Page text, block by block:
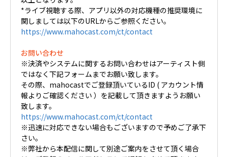
*ライブ視聴する際、アプリ以外の対応機種の推奨環境に
関しましては以下のURLからご参照ください。
https://www.mahocast.com/ct/contact
お問い合わせ
※決済やシステムに関するお問い合わせはアーティスト側
ではなく下記フォームまでお願い致します。
その際、mahocastでご登録頂いているID ( アカウント情
報よりご確認ください ）を記載して頂きますようお願い
致します。
https://www.mahocast.com/ct/contact
※迅速に対応できない場合もございますので予めご了承下
さい。
※弊社から本配信に関して別途ご案内をさせて頂く場合